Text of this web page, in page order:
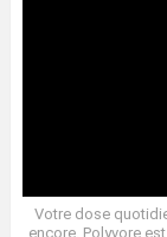
Votre dose
encore. Polyvore